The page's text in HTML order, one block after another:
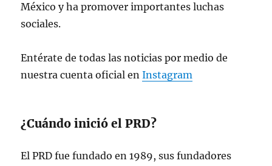
México y ha promover importantes luchas
sociales.
Entérate de todas las noticias por medio de
nuestra cuenta oficial enInstagram
¿Cuándo inició el PRD?
El PRD fue fundado en 1989, sus fundadores